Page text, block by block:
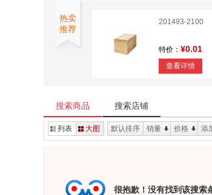
热卖
推荐
201493-2100
特价： ¥0.01
查看详情
特价：¥0
查看详情
搜索商品 搜索店铺
列表 大图 默认排序 销量 价格 添
很抱歉！没有找到该搜索